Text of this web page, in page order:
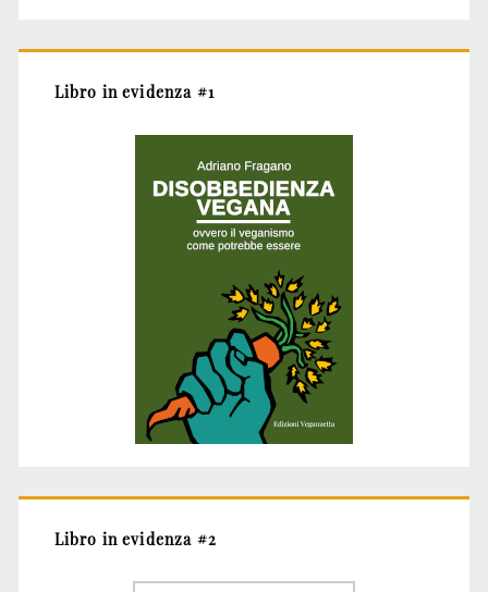
Libro in evidenza #1
Libro in evidenza #2